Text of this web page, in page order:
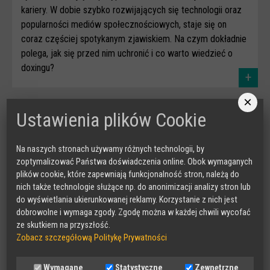
kariery. W dobie szybko rozwijających się technologii oraz
popularności mediów społecznościowych, staje się on
coraz częściej spotykanym zjawiskiem. Na czym dokładnie
polega, jak się przed nim uchronić i co warto wiedzieć o
doxingu?
+
Phishing – czym jest i jak nie dać się
złowić oszustom
Współcześnie wszyscy w mniejszym lub większym stopniu
×
Ustawienia plików Cookie
Na naszych stronach używamy różnych technologii, by
zoptymalizować Państwa doświadczenia online. Obok wymaganych
plików cookie, które zapewniają funkcjonalność stron, należą do
nich także technologie służące np. do anonimizacji analizy stron lub
do wyświetlania ukierunkowanej reklamy. Korzystanie z nich jest
dobrowolne i wymaga zgody. Zgodę można w każdej chwili wycofać
ze skutkiem na przyszłość.
Zobacz szczegółową Politykę Prywatności